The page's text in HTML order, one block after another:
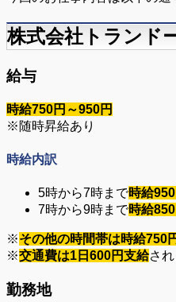
株式会社トランド
給与
時給750円～950円
※随時昇給あり
時給内訳
5時から7時まで時給950
7時から9時まで時給850
※その他の時間帯は時給750
※交通費は1日600円支給され
勤務地